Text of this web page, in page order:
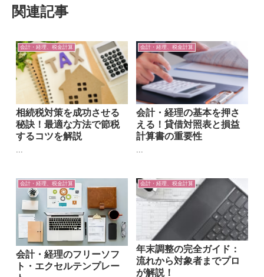
関連記事
会計・経理、税金計算
相続税対策を成功させる
秘訣！最適な方法で節税
するコツを解説
...
会計・経理、税金計算
会計・経理の基本を押さ
える！貸借対照表と損益
計算書の重要性
...
会計・経理、税金計算
会計・経理のフリーソフ
ト・エクセルテンプレー
会計・経理、税金計算
年末調整の完全ガイド：
流れから対象者までプロ
が解説！